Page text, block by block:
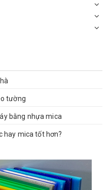
tường
bằng nhựa mica
hay mica tốt hơn?